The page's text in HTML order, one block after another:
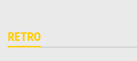
RETRO